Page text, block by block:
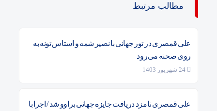
مطالب مرتبط
علی قمصری در تور جهانی با نصیر شمه و استاس تونه به
روی صحنه می‌رود
علی قمصری نامزد دریافت جایزه جهانی براوو شد / اجرا با